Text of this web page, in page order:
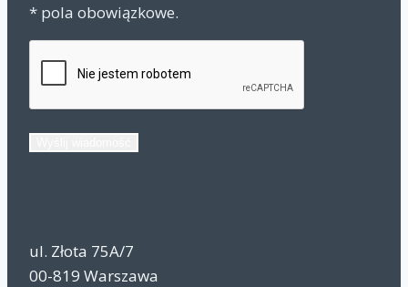
* pola obowiązkowe.
ul. Złota 75A/7
00-819 Warszawa